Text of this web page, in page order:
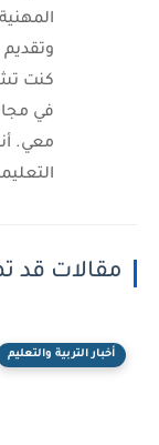
كنت
في
معي.
مقالات قد
أخبار التربية والتعليم